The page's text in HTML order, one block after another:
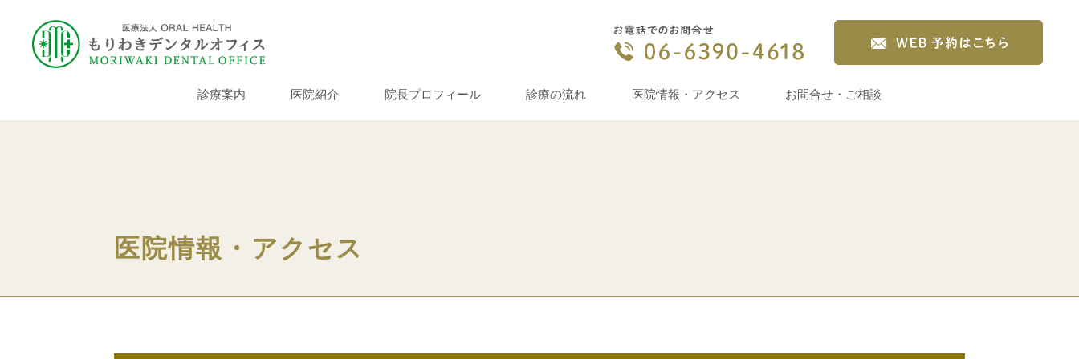
診療案内 医院紹介 院長プロフィール 診療の流れ 医院情報・アクセス お問合せ・ご相談
医院情報・アクセス